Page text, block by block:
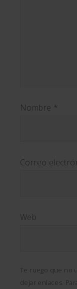
Nombre *
Correo
Web
Te ruego que no
dejar enlaces.